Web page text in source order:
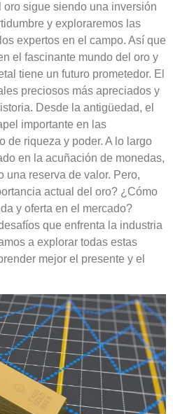
sigue siendo una inversión
y exploraremos las
expertos en el campo. Así que
el fascinante mundo del oro y
tiene un futuro prometedor. El
preciosos más apreciados y
Desde la antigüedad, el
importante en las
de riqueza y poder. A lo largo
en la acuñación de monedas,
una reserva de valor. Pero,
actual del oro? ¿Cómo
y oferta en el mercado?
que enfrenta la industria
a explorar todas estas
mejor el presente y el